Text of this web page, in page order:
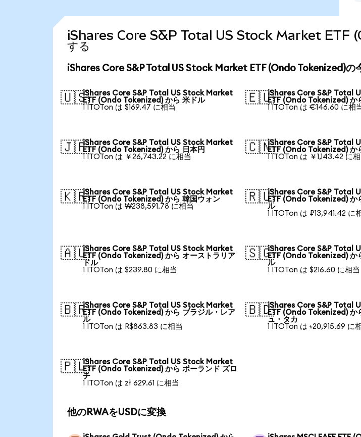
iShares Core S&P Total US Stock Market ETF
する
iShares Core S&P Total US Stock Market ETF (Ondo Tokenized)の
🇺🇸iShares Core S&P Total US Stock Market
ETF (Ondo Tokenized) から 米ドル
1 ITOTon は $169.47 に相当
🇪🇺iShares Core S&P Total
ETF (Ondo Tokenized) か
1 ITOTon は €146.60 に相
🇯🇵iShares Core S&P Total US Stock Market
ETF (Ondo Tokenized) から 日本円
1 ITOTon は ￥26,743.22 に相当
🇨🇳iShares Core S&P Total
ETF (Ondo Tokenized) か
1 ITOTon は ￥1,143.42 に
🇰🇷iShares Core S&P Total US Stock Market
ETF (Ondo Tokenized) から 韓国ウォン
1 ITOTon は ₩238,591.78 に相当
🇷🇺iShares Core S&P Total
ETF (Ondo Tokenized) か
ル
1 ITOTon は ₽13,941.42 に
🇦🇺iShares Core S&P Total US Stock Market
ETF (Ondo Tokenized) から オーストラリア
ドル
1 ITOTon は $239.80 に相当
🇸🇬iShares Core S&P Total
ETF (Ondo Tokenized) か
ル
1 ITOTon は $216.60 に相当
🇧🇷iShares Core S&P Total US Stock Market
ETF (Ondo Tokenized) から ブラジル・レア
ル
1 ITOTon は R$863.83 に相当
🇧🇩iShares Core S&P Total
ETF (Ondo Tokenized) か
ュ・タカ
1 ITOTon は ৳20,915.69 に
🇵🇱iShares Core S&P Total US Stock Market
ETF (Ondo Tokenized) から ポーランド ズロ
チ
1 ITOTon は zł 629.61 に相当
他のRWAをUSDに変換